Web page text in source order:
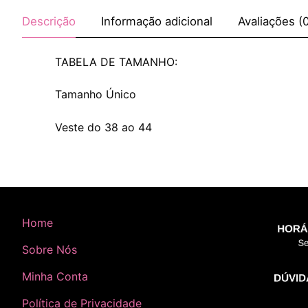
Descrição Informação adicional Avaliações
TABELA DE TAMANHO:
Tamanho Único
Veste do 38 ao 44
Home
Sobre Nós
Minha Conta
Política de Privacidade